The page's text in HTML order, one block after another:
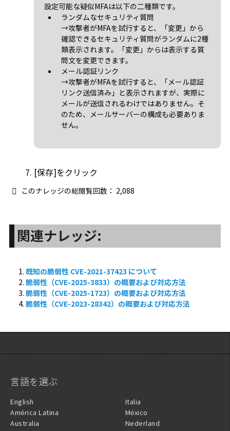
設定可能な疑似MFAは以下の二種類です。
ランダムなセキュリティ質問
→攻撃者がMFAを試行すると、「変更」から
確認できるセキュリティ質問がランダムに2種
類表示されます。「変更」からは表示する質
問文を変更できます。
メール認証リンク
→攻撃者がMFAを試行すると、「メール認証
リンク送信済み」と表示されますが、実際に
メールが送信されるわけではありません。そ
のため、メールサーバーの構成も必要ありま
せん。
[保存]をクリック
このナレッジの総閲覧回数： 2,088
関連ナレッジ:
既知の脆弱性 CVE-2021-37423 について
脆弱性（CVE-2025-3833）の概要および対応方法
脆弱性（CVE-2025-1723）の概要および対応方法
脆弱性（CVE-2023-28342）の概要および対応方法
言語を選ぶ
English
América Latina
Australia
Italia
México
Nederland